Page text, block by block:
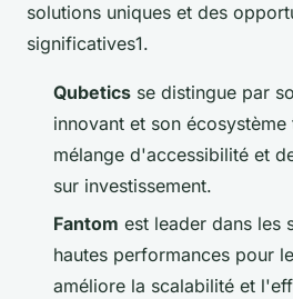
solutions uniques et des
significatives1.
Qubetics se distingue par
innovant et son
mélange d'accessibilité et
sur investissement.
Fantom est leader dans les
hautes performances pour
améliore la scalabilité et